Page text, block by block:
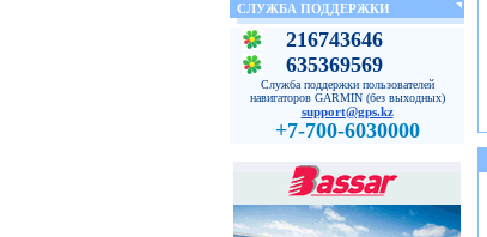
СЛУЖБА ПОДДЕРЖКИ
216743646
635369569
Служба поддержки пользователей
навигаторов GARMIN (без выходных)
support@gps.kz
+7-700-6030000